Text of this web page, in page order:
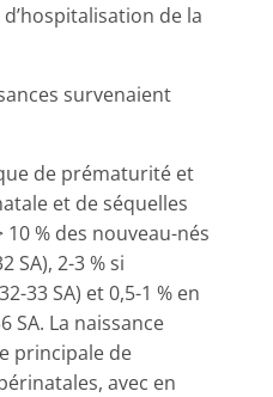
de la
survenaient
de prématurité et
et de séquelles
10 % des nouveau-nés
SA), 2-3 % si
33 SA) et 0,5-1 % en
SA. La naissance
principale de
avec en